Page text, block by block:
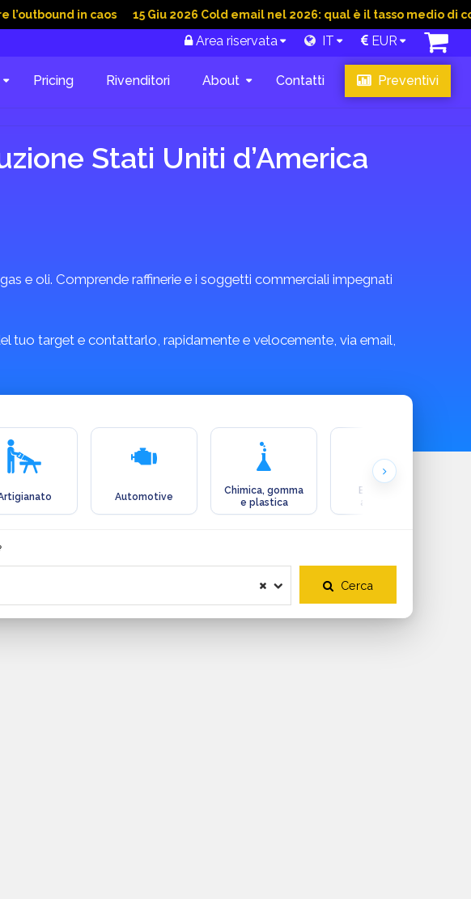
in caos 15 Giu 2026 Cold email nel 2026: qual è il tasso medio di
Area riservata IT EUR
Pricing Rivenditori About Contatti Preventivi
Stati Uniti d’America
e oli. Comprende raffinerie e i soggetti commerciali impegnati
tuo target e contattarlo, rapidamente e velocemente, via email,
Automotive
Chimica, gomma
e plastica
Ecologia e
ambiente
Cerca